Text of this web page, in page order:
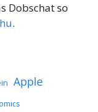
Dobschat so
.
Apple